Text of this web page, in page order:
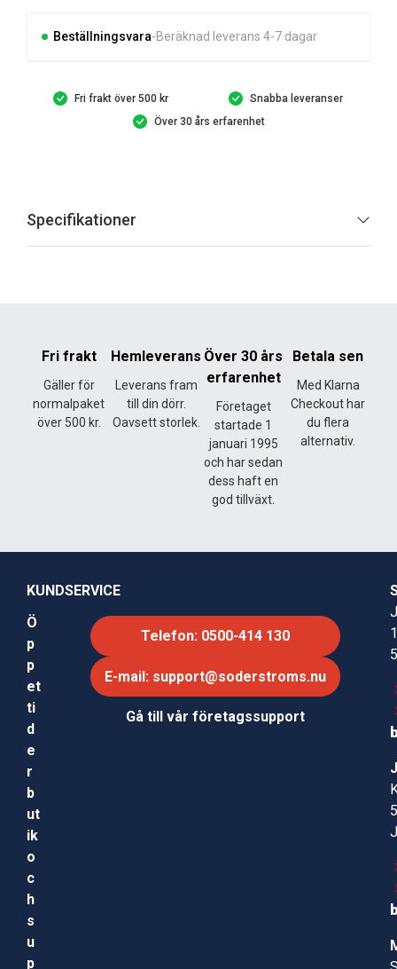
Beställningsvara Beräknad leverans 4-7 dagar
Fri frakt över 500 kr
Snabba leveranser
Över 30 års erfarenhet
Specifikationer
Fri frakt
Gäller för
normalpaket
över 500 kr.
Hemleverans
Leverans fram
till din dörr.
Oavsett storlek.
Över 30 års
erfarenhet
Företaget
startade 1
januari 1995
och har sedan
dess haft en
god tillväxt.
Betala sen
Med Klarna
Checkout har
du flera
alternativ.
KUNDSERVICE
Ö
p
p
et
ti
d
e
r
b
ut
ik
o
c
h
s
u
p
Telefon: 0500-414 130
E-mail: support@soderstroms.nu
Gå till vår företagssupport